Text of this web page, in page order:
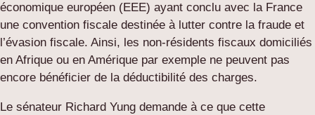
économique européen (EEE) ayant conclu avec la France
une convention fiscale destinée à lutter contre la fraude et
l’évasion fiscale. Ainsi, les non-résidents fiscaux domiciliés
en Afrique ou en Amérique par exemple ne peuvent pas
encore bénéficier de la déductibilité des charges.
Le sénateur Richard Yung demande à ce que cette